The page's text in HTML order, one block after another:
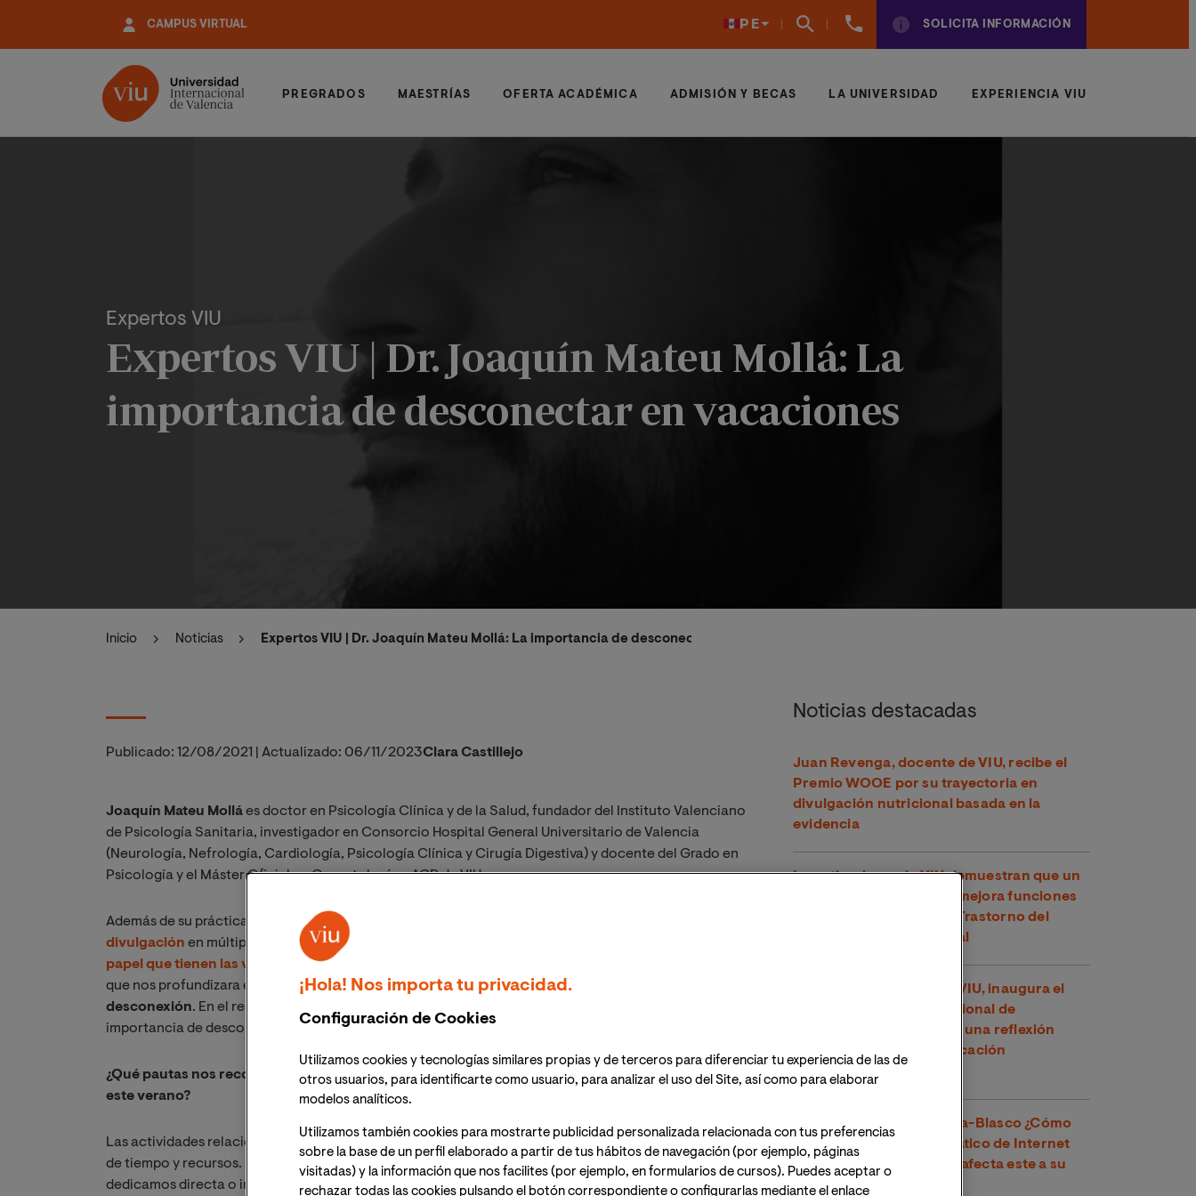
contenido
CAMPUS VIRTUAL PE
961
SOLICITA INFORMACIÓN
PREGRADOS MAESTRÍAS OFERTA ACADÉMICA ADMISIÓN Y BECAS LA UNIVERSIDAD EXPERIENCIA VIU
Expertos VIU
Expertos VIU | Dr. Joaquín Mateu Mollá: La
importancia de desconectar en vacaciones
Inicio Noticias Expertos VIU | Dr. Joaquín Mateu Mollá: La importancia de desconectar en vacaciones
Publicado: 12/08/2021 Actualizado: 06/11/2023Clara Castillejo
Joaquín Mateu Molláes doctor en Psicología Clínica y de la Salud, fundador del Instituto Valenciano
de Psicología Sanitaria, investigador en Consorcio Hospital General Universitario de Valencia
(Neurología, Nefrología, Cardiología, Psicología Clínica y Cirugía Digestiva) y docente del Grado en
Psicología y el Máster Oficial en Gerontología y ACP de VIU.
Además de su práctica clínica, el Dr. Mateu cuenta con una extensa trayectoria de investigación y
divulgación en múltiples ramas del conocimiento. Por ello y con la idea de seguir indagando en el
papel que tienen las vacaciones para nuestro bienestar mental
que nos profundizara en un concepto que solemos relacionar con este período de asueto: el de
desconexión. En el resultado, que puedes leer a continuación, Mateu desgrana y explica la
importancia de desconectar realmente y nos da varios consejos prácticos de cómo hacerlo.
¿Qué pautas nos recomienda seguir para lograr desconectar y descansar del trabajo durante
este verano?
Las actividades relacionadas con la vida laboral requieren, en muchos casos, una enorme inversión
de tiempo y recursos. No en vano, aproximadamente la mitad de las horas que pasamos despiertos las
dedicamos directa o indirectamente a ellas, e incluso hay ciertos casos en los que se mantiene tal
Noticias destacadas
Juan Revenga, docente de VIU, recibe el
Premio WOOE por su trayectoria en
divulgación nutricional basada en la
evidencia
Investigadores de VIU demuestran que un
compuesto del té verde mejora funciones
cognitivas en niños con Trastorno del
Espectro Alcohólico Fetal
Toni García, docente de VIU, inaugura el
XXVI Congreso Internacional de
Educadores en Perú con una reflexión
sobre los retos de la educación
contemporánea
Dr. Víctor José Villanueva-Blasco ¿Cómo
detectar el uso problemático de Internet
en adolescentes y cómo afecta este a su
salud mental?
¡Hola! Nos importa tu privacidad.
Configuración de Cookies
Utilizamos cookies y tecnologías similares propias y de terceros para diferenciar tu experiencia de las de
otros usuarios, para identificarte como usuario, para analizar el uso del Site, así como para elaborar
modelos analíticos.
Utilizamos también cookies para mostrarte publicidad personalizada relacionada con tus preferencias
sobre la base de un perfil elaborado a partir de tus hábitos de navegación (por ejemplo, páginas
visitadas) y la información que nos facilites (por ejemplo, en formularios de cursos). Puedes aceptar o
rechazar todas las cookies pulsando el botón correspondiente o configurarlas mediante el enlace